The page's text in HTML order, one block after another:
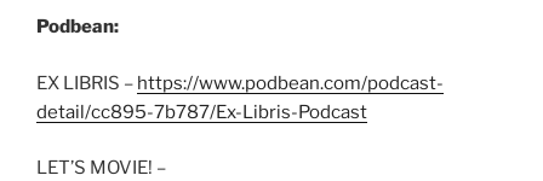
Podbean:
EX LIBRIS – https://www.podbean.com/podcast-
detail/cc895-7b787/Ex-Libris-Podcast
LET’S MOVIE! –